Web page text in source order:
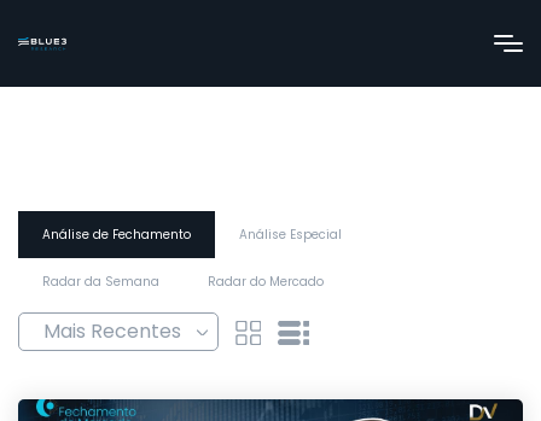
Análise de Fechamento Análise Especial
Radar da Semana Radar do Mercado